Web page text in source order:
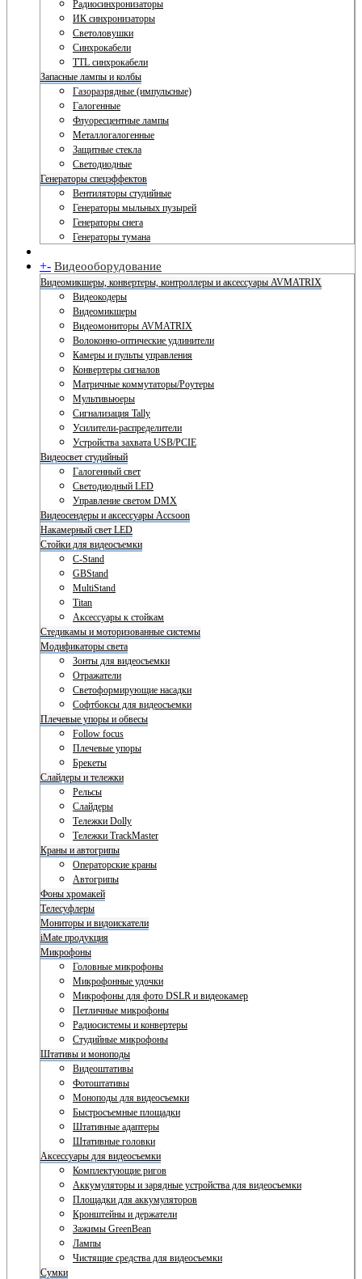
Радиосинхронизаторы
ИК синхронизаторы
Светоловушки
Синхрокабели
TTL синхрокабели
Запасные лампы и колбы
Газоразрядные (импульсные)
Галогенные
Флуоресцентные лампы
Металлогалогенные
Защитные стекла
Светодиодные
Генераторы спецэффектов
Вентиляторы студийные
Генераторы мыльных пузырей
Генераторы снега
Генераторы тумана
+- Видеооборудование
Видеомикшеры, конвертеры, контроллеры и аксессуары AVMATRIX
Видеокодеры
Видеомикшеры
Видеомониторы AVMATRIX
Волоконно-оптические удлинители
Камеры и пульты управления
Конвертеры сигналов
Матричные коммутаторы/Роутеры
Мультивьюеры
Сигнализация Tally
Усилители-распределители
Устройства захвата USB/PCIE
Видеосвет студийный
Галогенный свет
Светодиодный LED
Управление светом DMX
Видеосендеры и аксессуары Accsoon
Накамерный свет LED
Стойки для видеосъемки
C-Stand
GBStand
MultiStand
Titan
Аксессуары к стойкам
Стедикамы и моторизованные системы
Модификаторы света
Зонты для видеосъемки
Отражатели
Светоформирующие насадки
Софтбоксы для видеосъемки
Плечевые упоры и обвесы
Follow focus
Плечевые упоры
Брекеты
Слайдеры и тележки
Рельсы
Слайдеры
Тележки Dolly
Тележки TrackMaster
Краны и автогрипы
Операторские краны
Автогрипы
Фоны хромакей
Телесуфлеры
Мониторы и видоискатели
iMate продукция
Микрофоны
Головные микрофоны
Микрофонные удочки
Микрофоны для фото DSLR и видеокамер
Петличные микрофоны
Радиосистемы и конвертеры
Студийные микрофоны
Штативы и моноподы
Видеоштативы
Фотоштативы
Моноподы для видеосъемки
Быстросъемные площадки
Штативные адаптеры
Штативные головки
Аксессуары для видеосъемки
Комплектующие ригов
Аккумуляторы и зарядные устройства для видеосъемки
Площадки для аккумуляторов
Кронштейны и держатели
Зажимы GreenBean
Лампы
Чистящие средства для видеосъемки
Сумки